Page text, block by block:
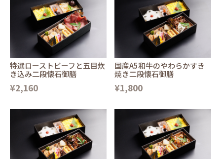
特選ローストビーフと五目炊
き込み二段懐石御膳
¥2,160
国産A5和牛のやわらかすき
焼き二段懐石御膳
¥1,800